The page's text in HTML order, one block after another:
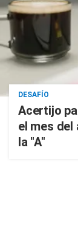
DESAFÍO
Acertijo
el mes del
la "A"